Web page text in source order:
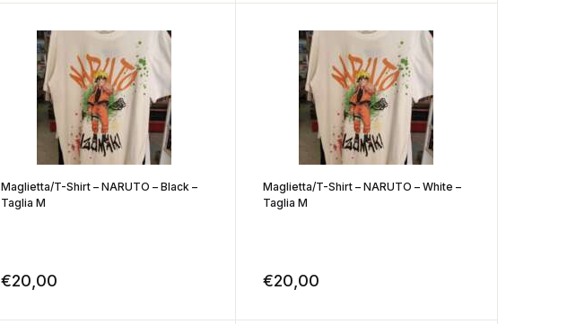
Maglietta/T-Shirt – NARUTO – Black –
Taglia M
€20,00
Maglietta/T-Shirt – NARUTO – White –
Taglia M
€20,00